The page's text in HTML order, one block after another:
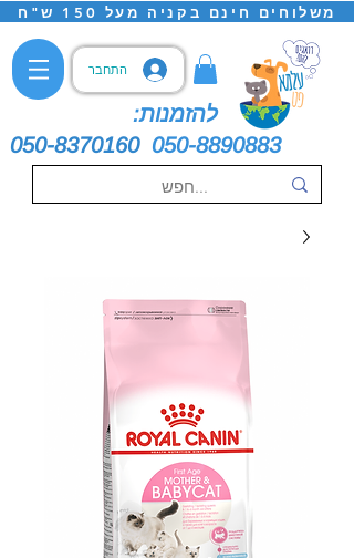
משלוחים חינם בקניה מעל 150 ש"ח
התחבר
להזמנות:
050-8370160 050-8890883